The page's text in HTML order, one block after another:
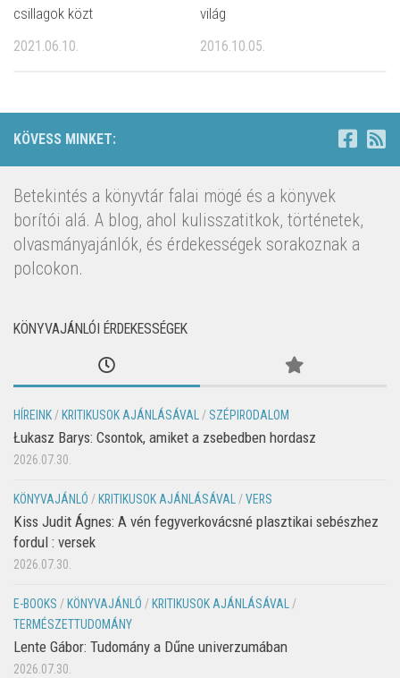
csillagok közt
2021.06.10.
világ
2016.10.05.
KÖVESS MINKET:
Betekintés a könyvtár falai mögé és a könyvek
borítói alá. A blog, ahol kulisszatitkok, történetek,
olvasmányajánlók, és érdekességek sorakoznak a
polcokon.
KÖNYVAJÁNLÓI ÉRDEKESSÉGEK
HÍREINK/ KRITIKUSOK AJÁNLÁSÁVAL/ SZÉPIRODALOM
Łukasz Barys: Csontok, amiket a zsebedben hordasz
2026.07.30.
KÖNYVAJÁNLÓ / KRITIKUSOK AJÁNLÁSÁVAL/VERS
Kiss Judit Ágnes: A vén fegyverkovácsné plasztikai sebészhez
fordul : versek
2026.07.30.
E-BOOKS / KÖNYVAJÁNLÓ / KRITIKUSOK AJÁNLÁSÁVAL/
TERMÉSZETTUDOMÁNY
Lente Gábor: Tudomány a Dűne univerzumában
2026.07.30.